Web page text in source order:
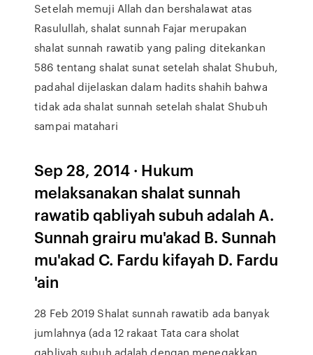
Setelah memuji Allah dan bershalawat atas
Rasulullah, shalat sunnah Fajar merupakan
shalat sunnah rawatib yang paling ditekankan
586 tentang shalat sunat setelah shalat Shubuh,
padahal dijelaskan dalam hadits shahih bahwa
tidak ada shalat sunnah setelah shalat Shubuh
sampai matahari
Sep 28, 2014 · Hukum
melaksanakan shalat sunnah
rawatib qabliyah subuh adalah A.
Sunnah grairu mu'akad B. Sunnah
mu'akad C. Fardu kifayah D. Fardu
'ain
28 Feb 2019 Shalat sunnah rawatib ada banyak
jumlahnya (ada 12 rakaat Tata cara sholat
qabliyah subuh adalah dengan menegakkan